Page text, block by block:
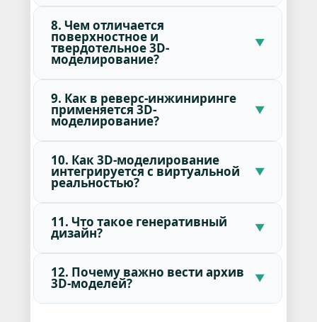
8. Чем отличается
поверхностное и
твердотельное 3D-
моделирование?
9. Как в реверс-инжиниринге
применяется 3D-
моделирование?
10. Как 3D-моделирование
интегрируется с виртуальной
реальностью?
11. Что такое генеративный
дизайн?
12. Почему важно вести архив
3D-моделей?